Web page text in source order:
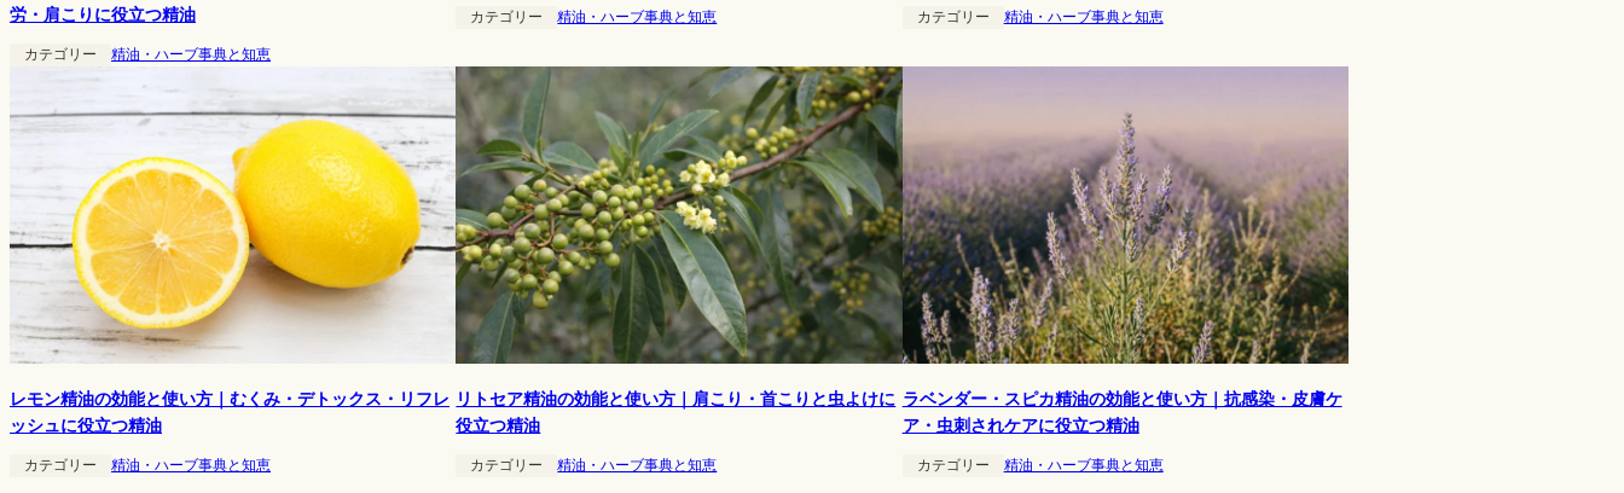
労・肩こりに役立つ精油
カテゴリー 精油・ハーブ事典と知恵
カテゴリー 精油・ハーブ事典と知恵 カテゴリー 精油・ハーブ事典と知恵
レモン精油の効能と使い方｜むくみ・デトックス・リフレ
ッシュに役立つ精油
カテゴリー 精油・ハーブ事典と知恵
リトセア精油の効能と使い方｜肩こり・首こりと虫よけに
役立つ精油
カテゴリー 精油・ハーブ事典と知恵
ラベンダー・スピカ精油の効能と使い方｜抗感染・皮膚ケ
ア・虫刺されケアに役立つ精油
カテゴリー 精油・ハーブ事典と知恵